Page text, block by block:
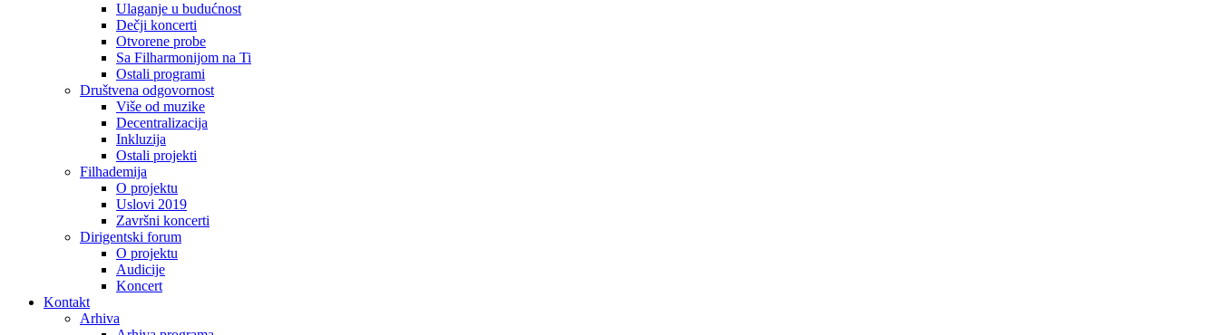
Ulaganje u budućnost
Dečji koncerti
Otvorene probe
Sa Filharmonijom na Ti
Ostali programi
Društvena odgovornost
Više od muzike
Decentralizacija
Inkluzija
Ostali projekti
Filhademija
O projektu
Uslovi 2019
Završni koncerti
Dirigentski forum
O projektu
Audicije
Koncert
Kontakt
Arhiva